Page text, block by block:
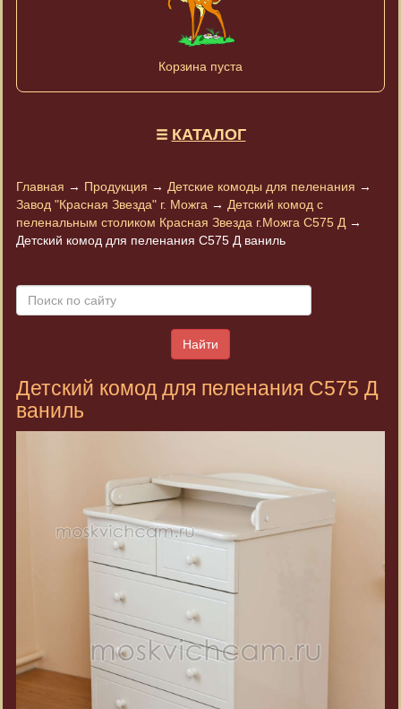
Корзина пуста
КАТАЛОГ
Главная → Продукция → Детские комоды для пеленания →
Завод "Красная Звезда" г. Можга → Детский комод с
пеленальным столиком Красная Звезда г.Можга С575 Д →
Детский комод для пеленания С575 Д ваниль
Найти
Детский комод для пеленания С575 Д
ваниль